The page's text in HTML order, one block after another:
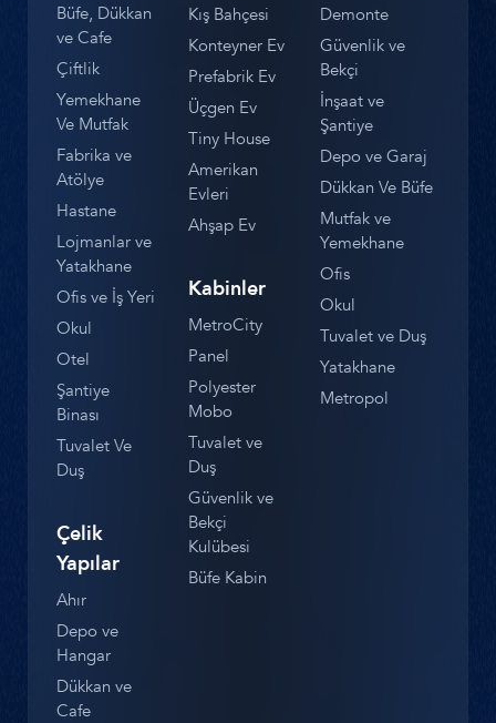
Büfe, Dükkan
ve Cafe
Çiftlik
Yemekhane
Ve Mutfak
Fabrika ve
Atölye
Hastane
Lojmanlar ve
Yatakhane
Ofis ve İş Yeri
Okul
Otel
Şantiye
Binası
Tuvalet Ve
Duş
Çelik
Yapılar
Ahır
Depo ve
Hangar
Dükkan ve
Cafe
Kış Bahçesi
Konteyner Ev
Prefabrik Ev
Üçgen Ev
Tiny House
Amerikan
Evleri
Ahşap Ev
Kabinler
MetroCity
Panel
Polyester
Mobo
Tuvalet ve
Duş
Güvenlik ve
Bekçi
Kulübesi
Büfe Kabin
Demonte
Güvenlik ve
Bekçi
İnşaat ve
Şantiye
Depo ve Garaj
Dükkan Ve Büfe
Mutfak ve
Yemekhane
Ofis
Okul
Tuvalet ve Duş
Yatakhane
Metropol